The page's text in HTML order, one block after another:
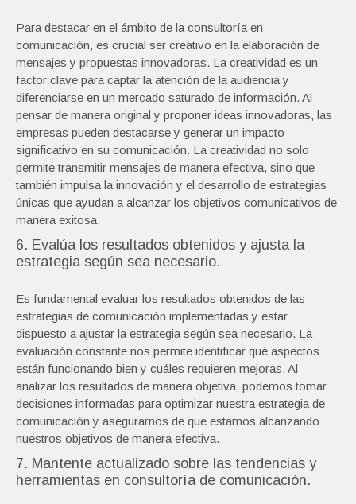
Para destacar en el ámbito de la consultoría en
comunicación, es crucial ser creativo en la elaboración de
mensajes y propuestas innovadoras. La creatividad es un
factor clave para captar la atención de la audiencia y
diferenciarse en un mercado saturado de información. Al
pensar de manera original y proponer ideas innovadoras, las
empresas pueden destacarse y generar un impacto
significativo en su comunicación. La creatividad no solo
permite transmitir mensajes de manera efectiva, sino que
también impulsa la innovación y el desarrollo de estrategias
únicas que ayudan a alcanzar los objetivos comunicativos de
manera exitosa.
6. Evalúa los resultados obtenidos y ajusta la
estrategia según sea necesario.
Es fundamental evaluar los resultados obtenidos de las
estrategias de comunicación implementadas y estar
dispuesto a ajustar la estrategia según sea necesario. La
evaluación constante nos permite identificar qué aspectos
están funcionando bien y cuáles requieren mejoras. Al
analizar los resultados de manera objetiva, podemos tomar
decisiones informadas para optimizar nuestra estrategia de
comunicación y asegurarnos de que estamos alcanzando
nuestros objetivos de manera efectiva.
7. Mantente actualizado sobre las tendencias y
herramientas en consultoría de comunicación.